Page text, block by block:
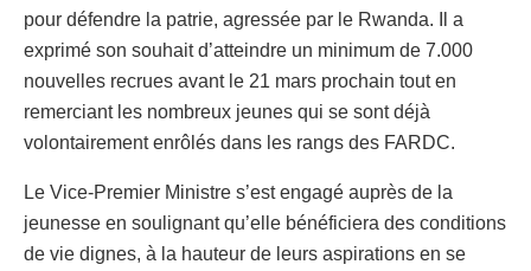
pour défendre la patrie, agressée par le Rwanda. Il a
exprimé son souhait d’atteindre un minimum de 7.000
nouvelles recrues avant le 21 mars prochain tout en
remerciant les nombreux jeunes qui se sont déjà
volontairement enrôlés dans les rangs des FARDC.
Le Vice-Premier Ministre s’est engagé auprès de la
jeunesse en soulignant qu’elle bénéficiera des conditions
de vie dignes, à la hauteur de leurs aspirations en se